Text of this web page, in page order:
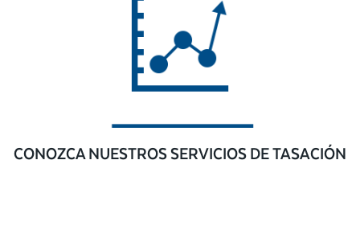
CONOZCA NUESTROS SERVICIOS DE TASACIÓN